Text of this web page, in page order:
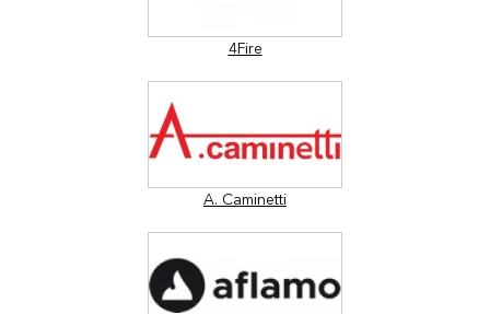
4Fire
A. Caminetti